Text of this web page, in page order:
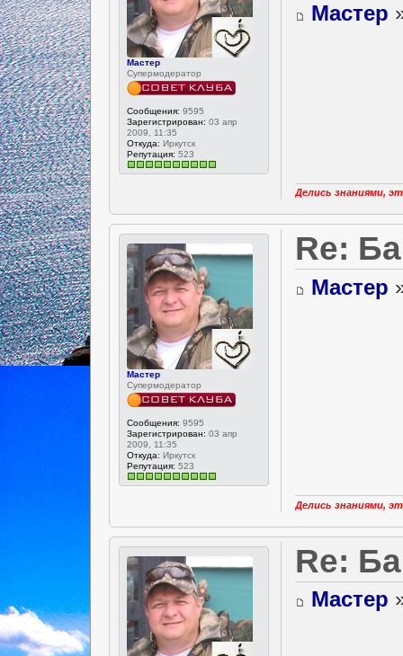
Мастер
Супермодератор
Сообщения: 9595
Зарегистрирован: 03 апр
2009, 11:35
Откуда: Иркутск
Репутация: 523
Мастер
Делись знаниями,
Мастер
Супермодератор
Сообщения: 9595
Зарегистрирован: 03 апр
2009, 11:35
Откуда: Иркутск
Репутация: 523
Re:
Мастер
Делись знаниями,
Re:
Мастер